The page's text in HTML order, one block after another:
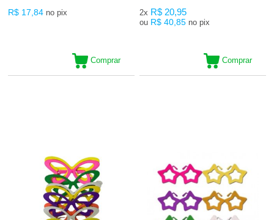
R$ 17,84 no pix
Comprar
2x R$ 20,95
ou R$ 40,85 no pix
Comprar